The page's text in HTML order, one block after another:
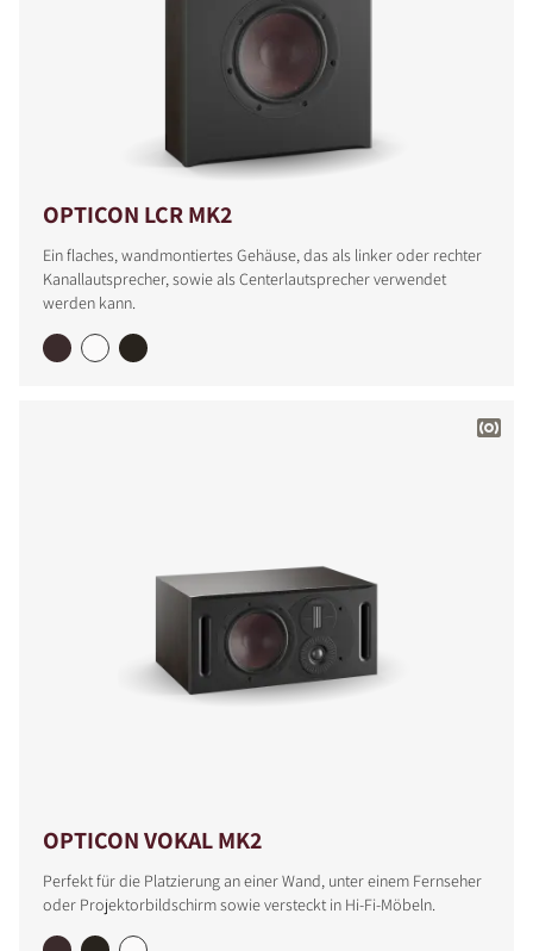
OPTICON LCR MK2
Ein flaches, wandmontiertes Gehäuse, das als linker oder rechter
Kanallautsprecher, sowie als Centerlautsprecher verwendet
werden kann.
OPTICON VOKAL MK2
Perfekt für die Platzierung an einer Wand, unter einem Fernseher
oder Projektorbildschirm sowie versteckt in Hi-Fi-Möbeln.